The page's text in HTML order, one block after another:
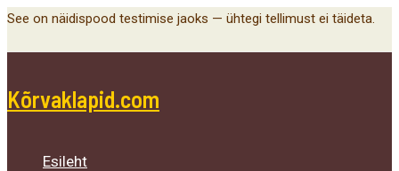
Skip
See on näidispood testimise jaoks — ühtegi tellimust ei täideta.
Kõrvaklapid.com
Esileht
Menu
Toggle
Menu
Toggle
Menu
Toggle
Main
Menu